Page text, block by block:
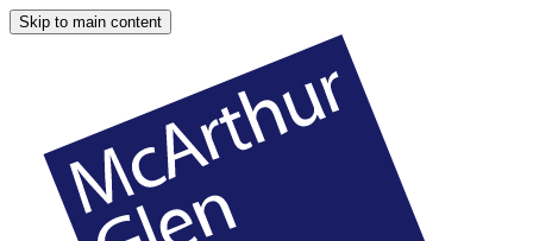
Skip to main content